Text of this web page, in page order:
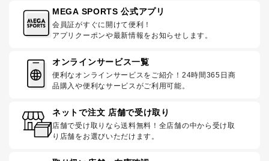
MEGA SPORTS 公式アプリ
会員証がすぐに開けて便利！
アプリクーポンや最新情報をお知らせします。
オンラインサービス一覧
便利なオンラインサービスをご紹介！24時間365日商
品購入や便利なサービスがご利用可能。
ネットで注文 店舗で受け取り
店舗で受け取りなら送料無料！全店舗の中から受け取
り店舗をお選びいただけます。